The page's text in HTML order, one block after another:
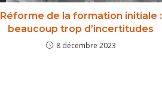
Réforme de la formation initiale :
beaucoup trop d’incertitudes
8 décembre 2023